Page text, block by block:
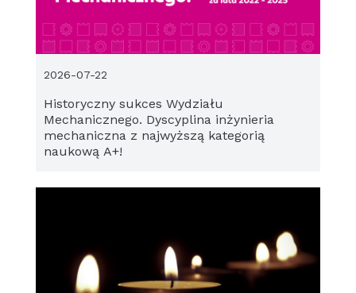
Historyczny sukces Wydziału
Mechanicznego. Dyscyplina inżynieria
mechaniczna z najwyższą kategorią
naukową A+!
2026-07-22